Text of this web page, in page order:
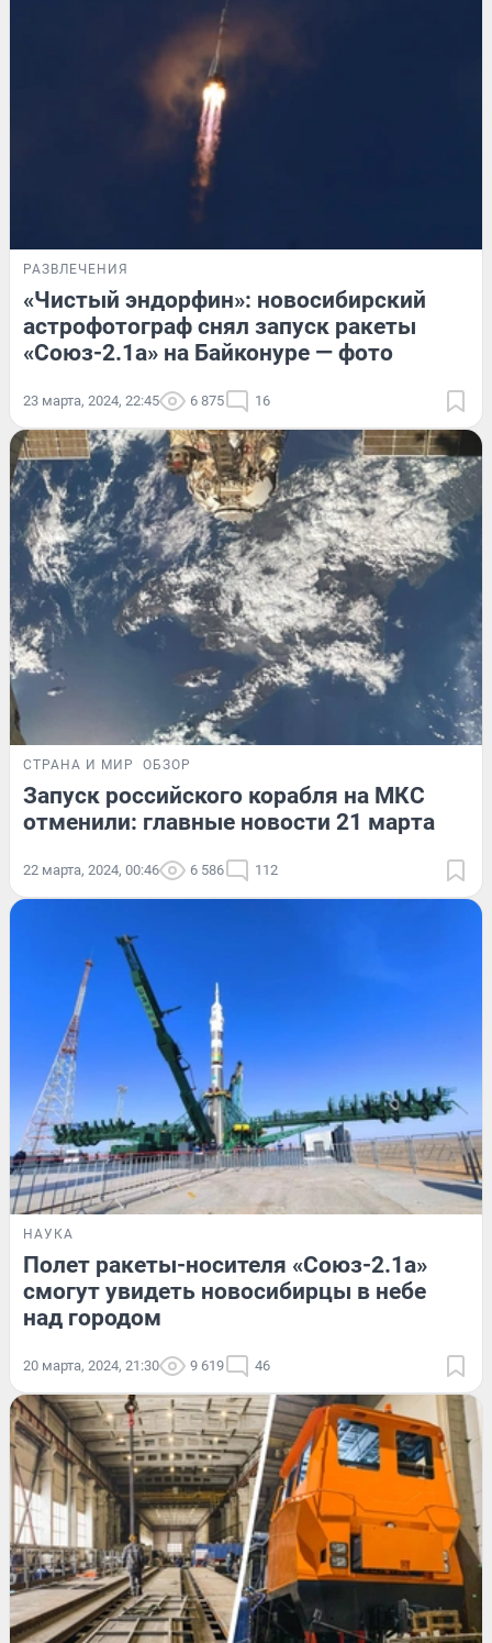
РАЗВЛЕЧЕНИЯ
«Чистый эндорфин»: новосибирский
астрофотограф снял запуск ракеты
«Союз-2.1а» на Байконуре — фото
23 марта, 2024, 22:45 6 875 16
СТРАНА И МИР ОБЗОР
Запуск российского корабля на МКС
отменили: главные новости 21 марта
22 марта, 2024, 00:46 6 586 112
НАУКА
Полет ракеты-носителя «Союз-2.1а»
смогут увидеть новосибирцы в небе
над городом
20 марта, 2024, 21:30 9 619 46